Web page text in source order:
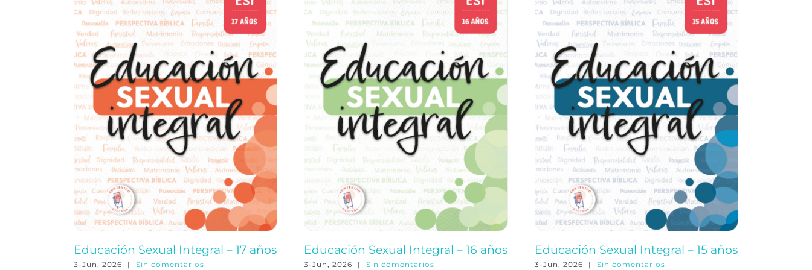
Educación Sexual Integral – 17 años
3-Jun, 2026 | Sin comentarios
Educación Sexual Integral – 16 años
3-Jun, 2026 | Sin comentarios
Educación Sexual Integral – 15 años
3-Jun, 2026 | Sin comentarios